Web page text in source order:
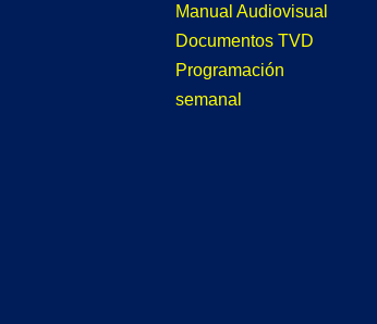
Manual Audiovisual
Documentos TVD
Programación
semanal